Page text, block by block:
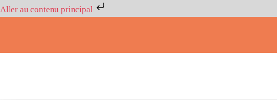
Aller au contenu principal
contenu